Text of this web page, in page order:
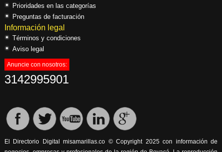
Prioridades en las categorías
Preguntas de facturación
Información legal
Términos y condiciones
Aviso legal
Anuncie con nosotros:
3142995901
El Directorio Digital misamarillas.co © Copyright 2025 con información de